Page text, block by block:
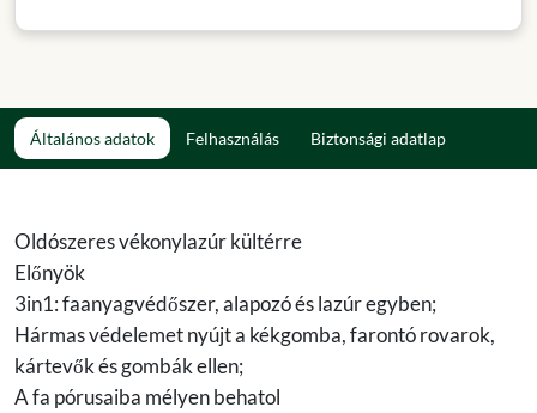
Általános adatok Felhasználás Biztonsági adatlap
Oldószeres vékonylazúr kültérre
Előnyök
3in1: faanyagvédőszer, alapozó és lazúr egyben;
Hármas védelemet nyújt a kékgomba, farontó rovarok,
kártevők és gombák ellen;
A fa pórusaiba mélyen behatol